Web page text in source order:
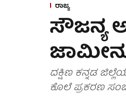
ರಾಜ್ಯ
ಸೌಜನ್ಯ
ದಕ್ಷಿಣ ಕನ್ನಡ ಜಿಲ್ಲೆಯ ಧರ್ಮಸ್ಥಳ
ಕೊಲೆ ಪ್ರಕರಣ